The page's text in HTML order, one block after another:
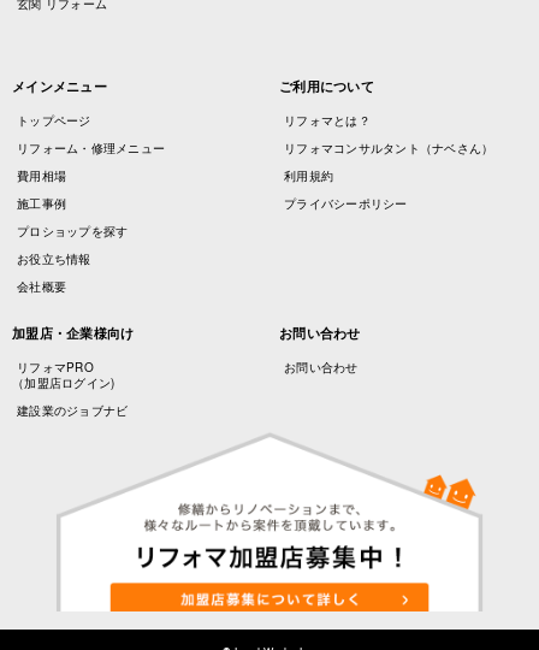
玄関 リフォーム
メインメニュー
トップページ
リフォーム・修理メニュー
費用相場
施工事例
プロショップを探す
お役立ち情報
会社概要
ご利用について
リフォマとは？
リフォマコンサルタント（ナベさん）
利用規約
プライバシーポリシー
加盟店・企業様向け
リフォマPRO
（加盟店ログイン)
建設業のジョブナビ
お問い合わせ
お問い合わせ